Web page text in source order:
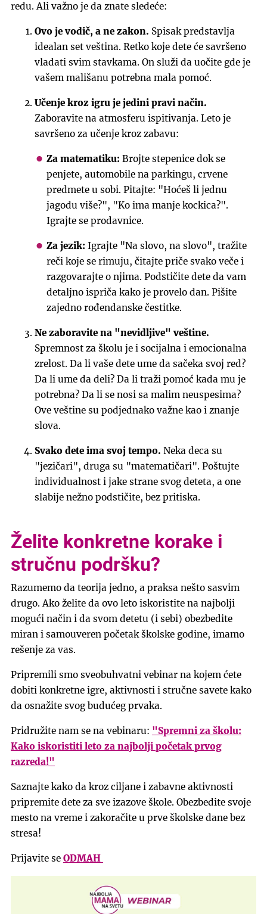
redu. Ali važno je da znate sledeće:
Ovo je vodič, a ne zakon. Spisak predstavlja
idealan set veština. Retko koje dete će savršeno
vladati svim stavkama. On služi da uočite gde je
vašem mališanu potrebna mala pomoć.
Učenje kroz igru je jedini pravi način.
Zaboravite na atmosferu ispitivanja. Leto je
savršeno za učenje kroz zabavu:
Za matematiku: Brojte stepenice dok se
penjete, automobile na parkingu, crvene
predmete u sobi. Pitajte: "Hoćeš li jednu
jagodu više?", "Ko ima manje kockica?".
Igrajte se prodavnice.
Za jezik: Igrajte "Na slovo, na slovo", tražite
reči koje se rimuju, čitajte priče svako veče i
razgovarajte o njima. Podstičite dete da vam
detaljno ispriča kako je provelo dan. Pišite
zajedno rođendanske čestitke.
Ne zaboravite na "nevidljive" veštine.
Spremnost za školu je i socijalna i emocionalna
zrelost. Da li vaše dete ume da sačeka svoj red?
Da li ume da deli? Da li traži pomoć kada mu je
potrebna? Da li se nosi sa malim neuspesima?
Ove veštine su podjednako važne kao i znanje
slova.
Svako dete ima svoj tempo. Neka deca su
"jezičari", druga su "matematičari". Poštujte
individualnost i jake strane svog deteta, a one
slabije nežno podstičite, bez pritiska.
Želite konkretne korake i
stručnu podršku?
Razumemo da teorija jedno, a praksa nešto sasvim
drugo. Ako želite da ovo leto iskoristite na najbolji
mogući način i da svom detetu (i sebi) obezbedite
miran i samouveren početak školske godine, imamo
rešenje za vas.
Pripremili smo sveobuhvatni vebinar na kojem ćete
dobiti konkretne igre, aktivnosti i stručne savete kako
da osnažite svog budućeg prvaka.
Pridružite nam se na vebinaru: "Spremni za školu:
Kako iskoristiti leto za najbolji početak prvog
razreda!"
Saznajte kako da kroz ciljane i zabavne aktivnosti
pripremite dete za sve izazove škole. Obezbedite svoje
mesto na vreme i zakoračite u prve školske dane bez
stresa!
Prijavite se ODMAH